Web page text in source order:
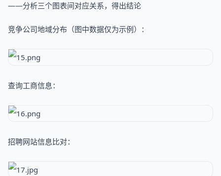
——分析三个图表间对应关系，得出结论
竞争公司地域分布（图中数据仅为示例）：
查询工商信息：
招聘网站信息比对：